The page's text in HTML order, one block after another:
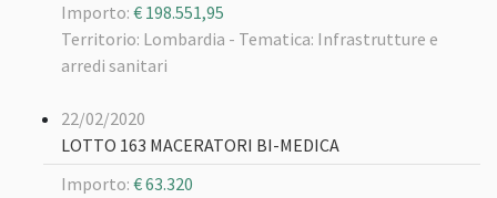
Importo: € 198.551,95
Territorio: Lombardia - Tematica: Infrastrutture e
arredi sanitari
22/02/2020
LOTTO 163 MACERATORI BI-MEDICA
Importo: € 63.320